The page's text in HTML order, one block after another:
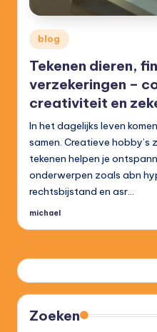
Posted
in
blog
Tekenen dieren,
verzekeringen –
creativiteit en
In het dagelijks leven
samen. Creatieve hobby’s
tekenen helpen je
onderwerpen zoals abn
rechtsbijstand en asr…
Posted
michael
Zoeken